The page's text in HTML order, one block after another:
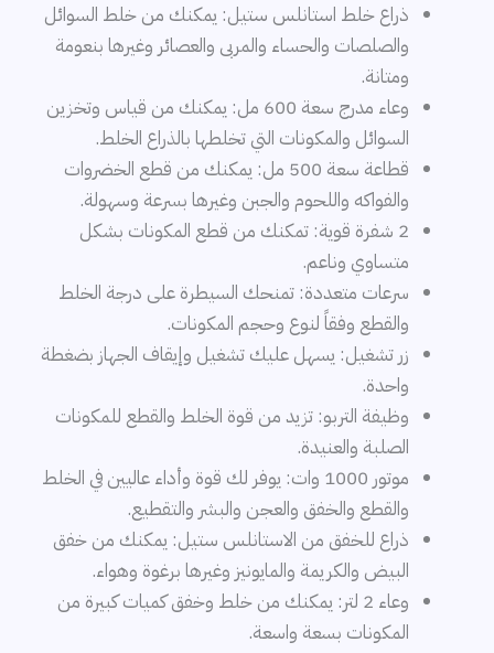
ذراع خلط استانلس ستيل: يمكنك من خلط السوائل
والصلصات والحساء والمربى والعصائر وغيرها بنعومة
ومتانة.
وعاء مدرج سعة 600 مل: يمكنك من قياس وتخزين
السوائل والمكونات التي تخلطها بالذراع الخلط.
قطاعة سعة 500 مل: يمكنك من قطع الخضروات
والفواكه واللحوم والجبن وغيرها بسرعة وسهولة.
2 شفرة قوية: تمكنك من قطع المكونات بشكل
متساوي وناعم.
سرعات متعددة: تمنحك السيطرة على درجة الخلط
والقطع وفقاً لنوع وحجم المكونات.
زر تشغيل: يسهل عليك تشغيل وإيقاف الجهاز بضغطة
واحدة.
وظيفة التربو: تزيد من قوة الخلط والقطع للمكونات
الصلبة والعنيدة.
موتور 1000 وات: يوفر لك قوة وأداء عاليين في الخلط
والقطع والخفق والعجن والبشر والتقطيع.
ذراع للخفق من الاستانلس ستيل: يمكنك من خفق
البيض والكريمة والمايونيز وغيرها برغوة وهواء.
وعاء 2 لتر: يمكنك من خلط وخفق كميات كبيرة من
المكونات بسعة واسعة.